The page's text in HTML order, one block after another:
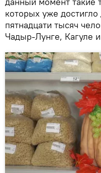
которых уже
пятнадцати тысяч
Чадыр-Лунге, Кагуле